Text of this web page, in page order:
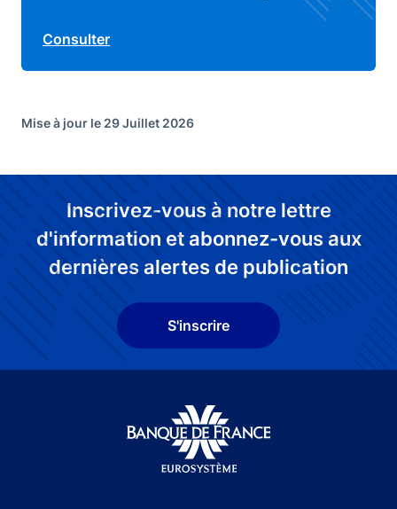
Consulter
Mise à jour le 29 Juillet 2026
Inscrivez-vous à notre lettre
d'information et abonnez-vous aux
dernières alertes de publication
S'inscrire